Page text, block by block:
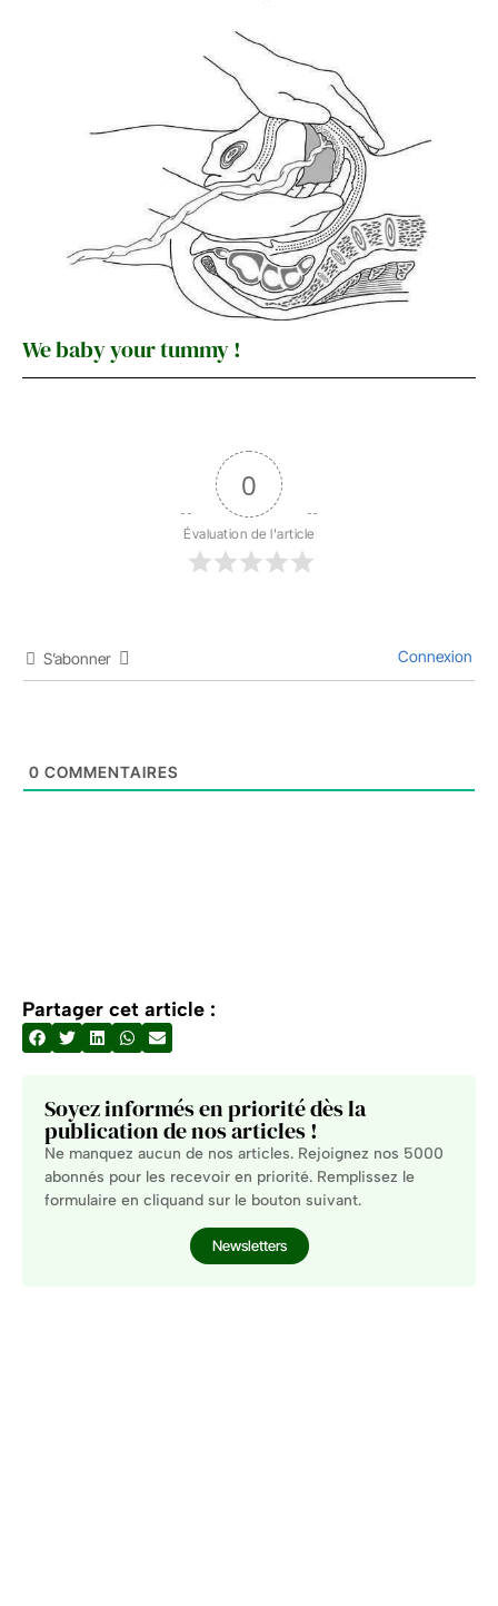
We baby your tummy !
0
Évaluation de l'article
S’abonner Connexion
0 COMMENTAIRES
Partager cet article :
Soyez informés en priorité dès la
publication de nos articles !
Ne manquez aucun de nos articles. Rejoignez nos 5000
abonnés pour les recevoir en priorité. Remplissez le
formulaire en cliquand sur le bouton suivant.
Newsletters